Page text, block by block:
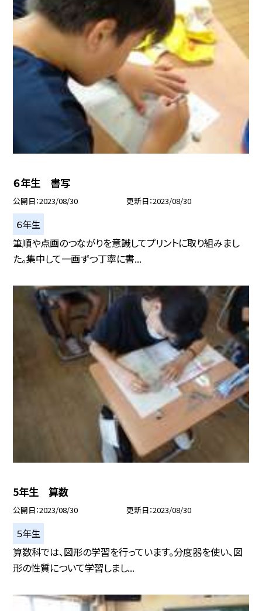
６年生 書写
公開日 2023/08/30 更新日 2023/08/30
６年生
筆順や点画のつながりを意識してプリントに取り組みまし
た。集中して一画ずつ丁寧に書...
5年生 算数
公開日 2023/08/30 更新日 2023/08/30
５年生
算数科では、図形の学習を行っています。分度器を使い、図
形の性質について学習しまし...